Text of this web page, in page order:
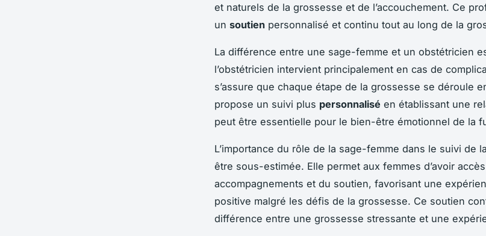
et naturels de la grossesse et de l’accouchement. Ce
un soutien personnalisé et continu tout au long de la
La différence entre une sage-femme et un obstétricien
l’obstétricien intervient principalement en cas de
s’assure que chaque étape de la grossesse se déroule
propose un suivi plus personnalisé en établissant une
peut être essentielle pour le bien-être émotionnel de la
L’importance du rôle de la sage-femme dans le suivi de
être sous-estimée. Elle permet aux femmes d’avoir
accompagnements et du soutien, favorisant une
positive malgré les défis de la grossesse. Ce soutien
différence entre une grossesse stressante et une